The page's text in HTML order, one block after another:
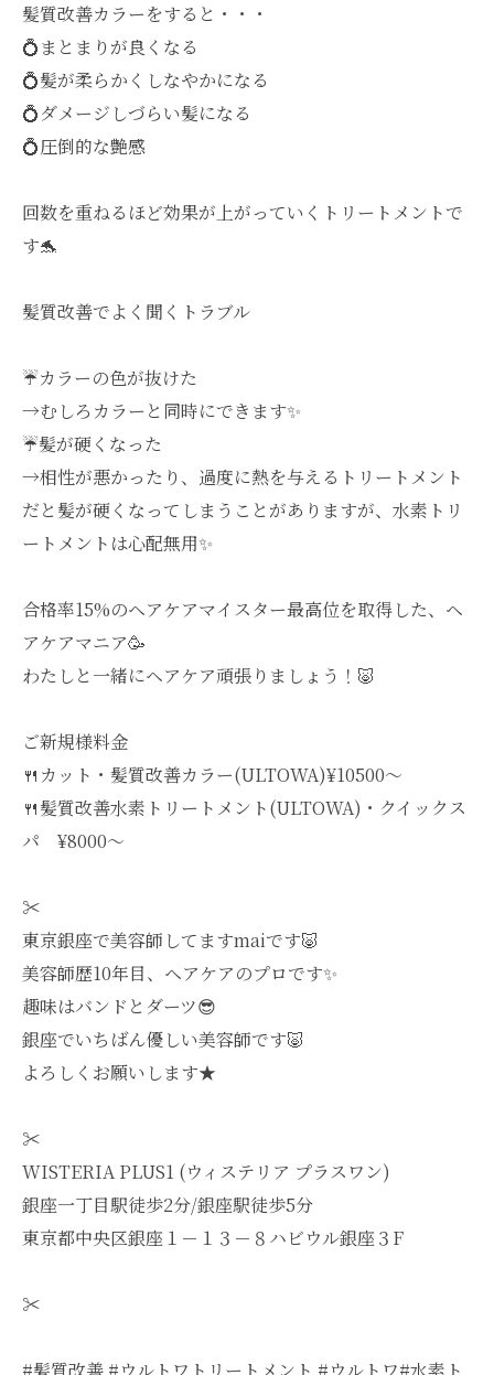
髪質改善カラーをすると・・・
💍まとまりが良くなる
💍髪が柔らかくしなやかになる
💍ダメージしづらい髪になる
💍圧倒的な艶感
回数を重ねるほど効果が上がっていくトリートメントで
す🐬
髪質改善でよく聞くトラブル
☔️カラーの色が抜けた
→むしろカラーと同時にできます✨
☔️髪が硬くなった
→相性が悪かったり、過度に熱を与えるトリートメント
だと髪が硬くなってしまうことがありますが、水素トリ
ートメントは心配無用✨
合格率15%のヘアケアマイスター最高位を取得した、ヘ
アケアマニア🥳
わたしと一緒にヘアケア頑張りましょう！🐷
ご新規様料金
🍴カット・髪質改善カラー(ULTOWA)¥10500〜
🍴髪質改善水素トリートメント(ULTOWA)・クイックス
パ ¥8000〜
✂︎
東京銀座で美容師してますmaiです🐷
美容師歴10年目、ヘアケアのプロです✨
趣味はバンドとダーツ😎
銀座でいちばん優しい美容師です🐷
よろしくお願いします★
✂︎
WISTERIA PLUS1 (ウィステリア プラスワン)
銀座一丁目駅徒歩2分/銀座駅徒歩5分
東京都中央区銀座１－１３－８ハビウル銀座３F
✂︎